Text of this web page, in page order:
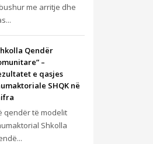
me arritje dhe
Qendër
–
e qasjes
SHQK në
qendër të modelit
Shkolla